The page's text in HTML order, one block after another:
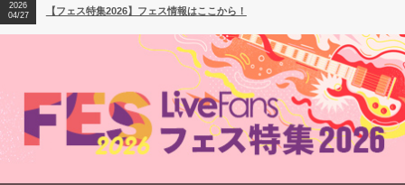
2026
04/27
【フェス特集2026】フェス情報はここから！
2026
【ライブ動員ランキング】2026年上半期編発表！